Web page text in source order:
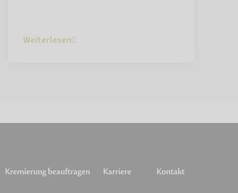
Weiterlesen
Kremierung beauftragen Karriere Kontakt